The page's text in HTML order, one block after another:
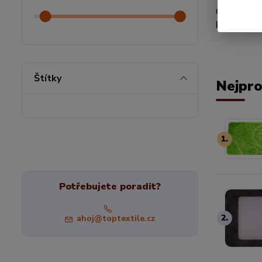
do každé
koupelnou.
1.
2.
Štítky
Potřebujete poradit?
ahoj@toptextile.cz